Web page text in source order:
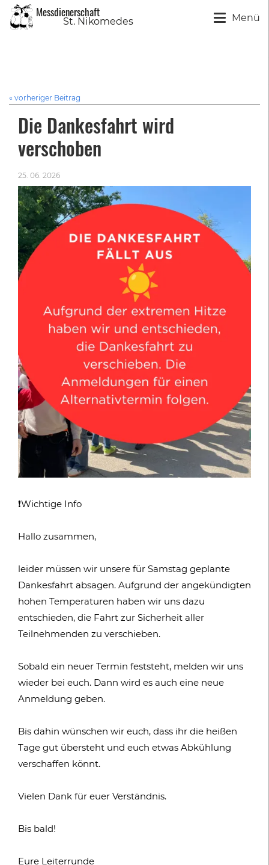
Messdienerschaft
St. Ni komedes Menü
« vorheriger Beitrag
Die Dankesfahrt wird
verschoben
25. 06. 2026
❗️Wichtige Info
Hallo zusammen,
leider müssen wir unsere für Samstag geplante
Dankesfahrt absagen. Aufgrund der angekündigten
hohen Temperaturen haben wir uns dazu
entschieden, die Fahrt zur Sicherheit aller
Teilnehmenden zu verschieben.
Sobald ein neuer Termin feststeht, melden wir uns
wieder bei euch. Dann wird es auch eine neue
Anmeldung geben.
Bis dahin wünschen wir euch, dass ihr die heißen
Tage gut übersteht und euch etwas Abkühlung
verschaffen könnt.
Vielen Dank für euer Verständnis.
Bis bald!
Eure Leiterrunde